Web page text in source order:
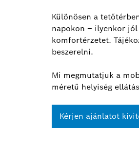
Különösen a
napokon – ilyenkor jól
komfortérzetet.
beszerelni.
Mi megmutatjuk a
méretű helyiség
Kérjen ajánlatot